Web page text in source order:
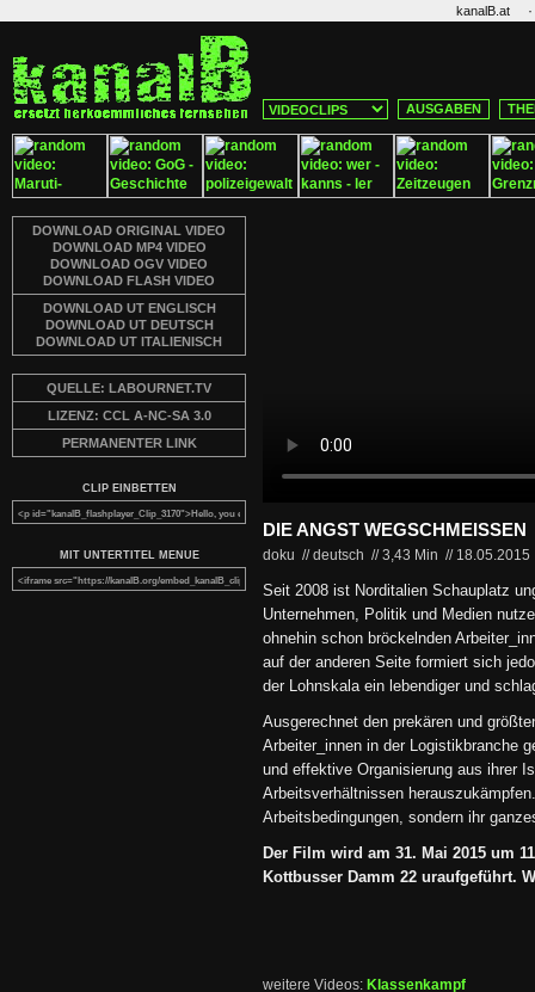
kanalB.at ·
AUSGABEN
DOWNLOAD ORIGINAL VIDEO
DOWNLOAD MP4 VIDEO
DOWNLOAD OGV VIDEO
DOWNLOAD FLASH VIDEO
DOWNLOAD UT ENGLISCH
DOWNLOAD UT DEUTSCH
DOWNLOAD UT ITALIENISCH
QUELLE: LABOURNET.TV
LIZENZ: CCL A-NC-SA 3.0
PERMANENTER LINK
CLIP EINBETTEN
MIT UNTERTITEL MENUE
DIE ANGST WEGSCHMEISSEN
doku // deutsch //3,43 Min // 18.05.2015
Seit 2008 ist Norditalien Schauplatz
Unternehmen, Politik und Medien
ohnehin schon bröckelnden
auf der anderen Seite formiert sich
der Lohnskala ein lebendiger und
Ausgerechnet den prekären und
Arbeiter_innen in der Logistikbranche
und effektive Organisierung aus ihrer
Arbeitsverhältnissen
Arbeitsbedingungen, sondern ihr
Der Film wird am 31. Mai 2015 um
Kottbusser Damm 22 uraufgeführt.
weitere Videos: Klassenkampf